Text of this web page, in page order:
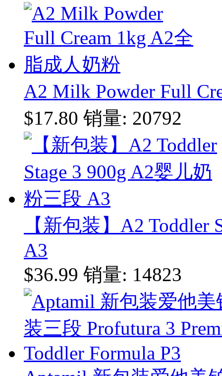
A2 Milk Powder Full
$17.80 销量: 20792
【新包装】A2 Toddler
A3
$36.99 销量: 14823